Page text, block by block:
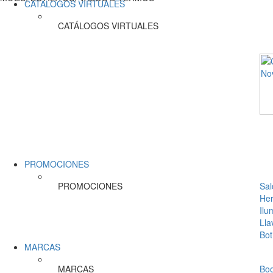
CATÁLOGOS VIRTUALES
CATÁLOGOS VIRTUALES
PROMOCIONES
PROMOCIONES
MARCAS
MARCAS